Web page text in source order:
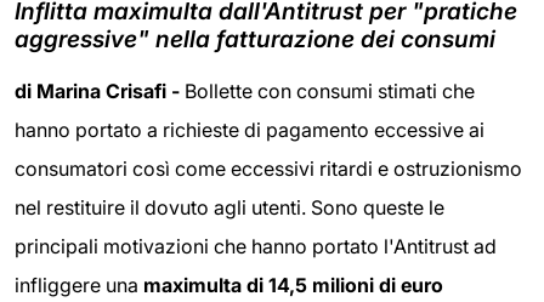
Inflitta maximulta dall'Antitrust per "pratiche
aggressive" nella fatturazione dei consumi
di Marina Crisafi - Bollette con consumi stimati che
hanno portato a richieste di pagamento eccessive ai
consumatori così come eccessivi ritardi e ostruzionismo
nel restituire il dovuto agli utenti. Sono queste le
principali motivazioni che hanno portato l'Antitrust ad
infliggere una maximulta di 14,5 milioni di euro